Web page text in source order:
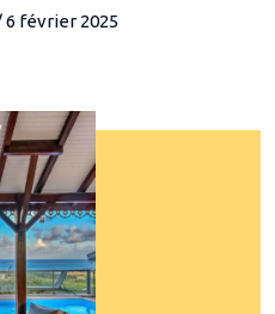
6 février 2025